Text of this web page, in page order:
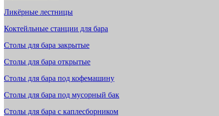
Ликёрные лестницы
Коктейльные станции для бара
Столы для бара закрытые
Столы для бара открытые
Столы для бара под кофемашину
Столы для бара под мусорный бак
Столы для бара с каплесборником